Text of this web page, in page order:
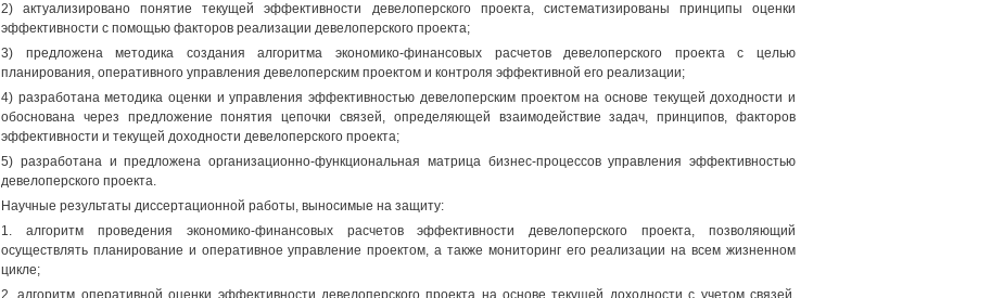
2) актуализировано понятие текущей эффективности девелоперского проекта, систематизированы принципы оценки
эффективности с помощью факторов реализации девелоперского проекта;
3) предложена методика создания алгоритма экономико-финансовых расчетов девелоперского проекта с целью
планирования, оперативного управления девелоперским проектом и контроля эффективной его реализации;
4) разработана методика оценки и управления эффективностью девелоперским проектом на основе текущей доходности и
обоснована через предложение понятия цепочки связей, определяющей взаимодействие задач, принципов, факторов
эффективности и текущей доходности девелоперского проекта;
5) разработана и предложена организационно-функциональная матрица бизнес-процессов управления эффективностью
девелоперского проекта.
Научные результаты диссертационной работы, выносимые на защиту:
1. алгоритм проведения экономико-финансовых расчетов эффективности девелоперского проекта, позволяющий
осуществлять планирование и оперативное управление проектом, а также мониторинг его реализации на всем жизненном
цикле;
2. алгоритм оперативной оценки эффективности девелоперского проекта на основе текущей доходности с учетом связей,